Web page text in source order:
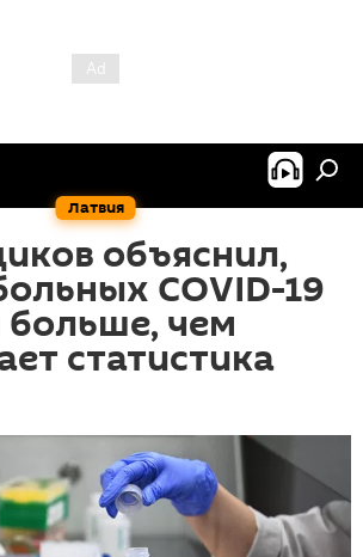
Латвия
объяснил,
COVID-19
больше, чем
статистика